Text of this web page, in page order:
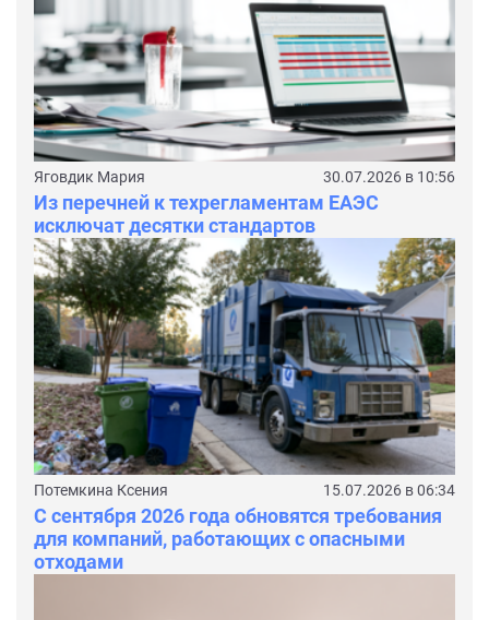
Яговдик Мария 30.07.2026 в 10:56
Из перечней к техрегламентам ЕАЭС
исключат десятки стандартов
Потемкина Ксения 15.07.2026 в 06:34
С сентября 2026 года обновятся требования
для компаний, работающих с опасными
отходами